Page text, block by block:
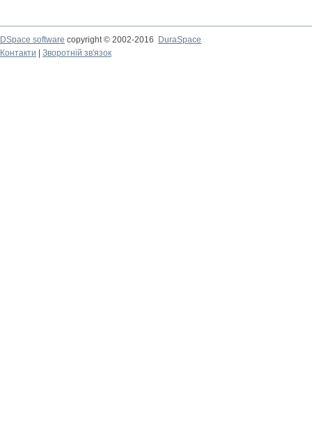
DSpace software copyright © 2002-2016
DuraSpace
Контакти
Зворотній зв'язок